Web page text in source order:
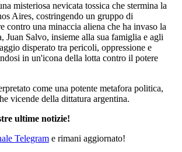
misteriosa nevicata tossica che stermina la
Aires, costringendo un gruppo di
contro una minaccia aliena che ha invaso la
Juan Salvo, insieme alla sua famiglia e agli
disperato tra pericoli, oppressione e
in un'icona della lotta contro il potere
come una potente metafora politica,
vicende della dittatura argentina.
ultime notizie!
Telegram e rimani aggiornato!